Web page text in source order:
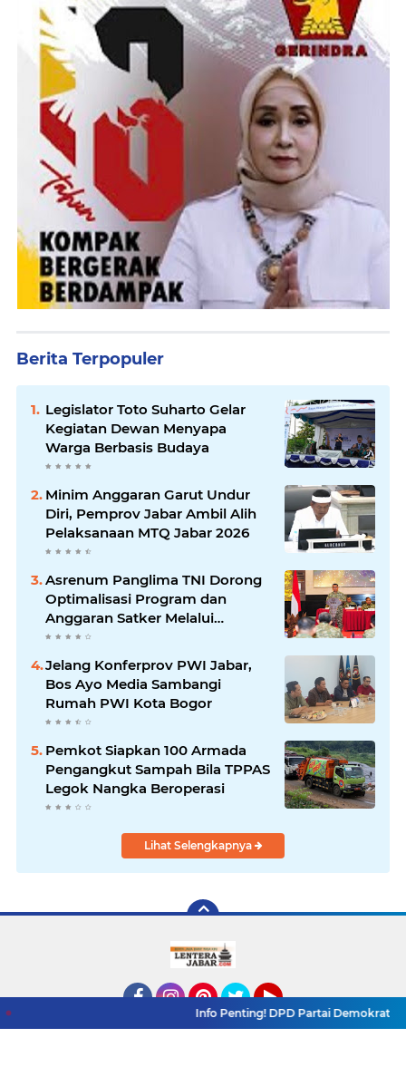
Berita Terpopuler
Legislator Toto Suharto Gelar
Kegiatan Dewan Menyapa
Warga Berbasis Budaya
Minim Anggaran Garut Undur
Diri, Pemprov Jabar Ambil Alih
Pelaksanaan MTQ Jabar 2026
Asrenum Panglima TNI Dorong
Optimalisasi Program dan
Anggaran Satker Melalui
Evaluasi Kinerja
Jelang Konferprov PWI Jabar,
Bos Ayo Media Sambangi
Rumah PWI Kota Bogor
Pemkot Siapkan 100 Armada
Pengangkut Sampah Bila TPPAS
Legok Nangka Beroperasi
Lihat Selengkapnya
InstagramPinterest
TwitterYouTube
Info Penting! DPD Partai Demokrat Provinsi Jawa